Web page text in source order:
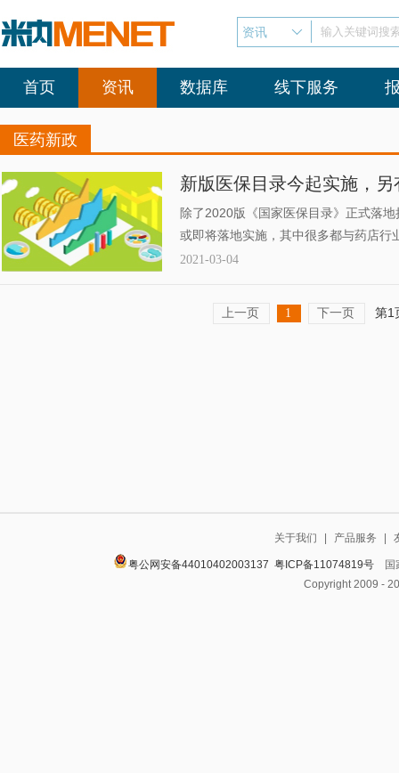
资讯 输入关键词搜
首页 资讯 数据库 线下服务
医药新政
新版医保目录今起实施，
除了2020版《国家医保目录》正式落
或即将落地实施，其中很多都与药店行
2021-03-04
上一页 1 下一页 第1
关于我们 产品服务
粤公网安备44010402003137 粤ICP备11074819号 国
Copyright 2009 -